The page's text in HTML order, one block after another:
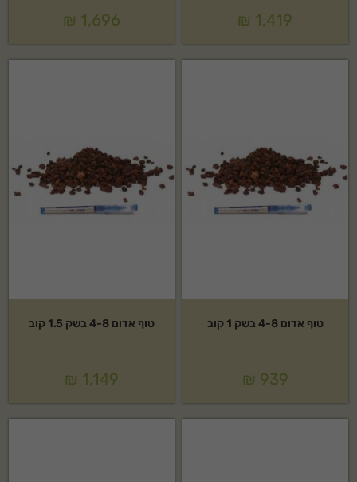
₪ 1,419
₪ 1,696
טוף אדום 4-8 בשק 1 קוב
₪ 939
טוף אדום 4-8 בשק 1.5 קוב
₪ 1,149